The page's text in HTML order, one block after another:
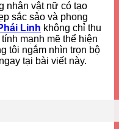
nhân vật nữ có tạo
sắc sảo và phong
Linh không chỉ thu
mạnh mẽ thể hiện
tôi ngắm nhìn trọn bộ
tại bài viết này.